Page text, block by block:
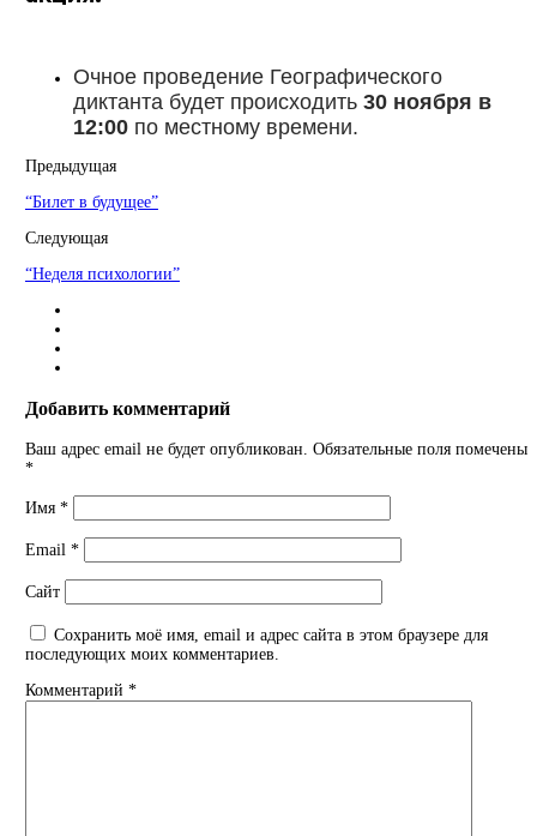
Очное проведение Географического
диктанта будет происходить 30 ноября в
12:00по местному времени.
Предыдущая
“Билет в будущее”
Следующая
“Неделя психологии”
Добавить комментарий
Ваш адрес email не будет опубликован. Обязательные поля помечены
*
Имя *
Email *
Сайт
Сохранить моё имя, email и адрес сайта в этом браузере для
последующих моих комментариев.
Комментарий *